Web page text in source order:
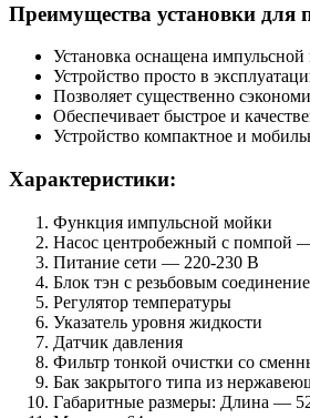
Преимущества установки
Установка оснащена
Устройство просто в
Позволяет существенно
Обеспечивает быстрое и
Устройство компактное и
Характеристики:
Функция импульсной мойки
Насос центробежный с помпой
Питание сети — 220-230 В
Блок тэн с резьбовым
Регулятор температуры
Указатель уровня жидкости
Датчик давления
Фильтр тонкой очистки со
Бак закрытого типа из
Габаритные размеры: Длина —